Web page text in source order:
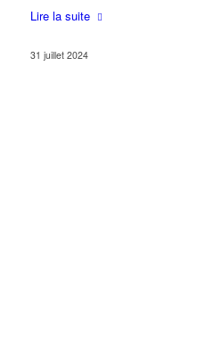
Lire la suite
31 juillet 2024